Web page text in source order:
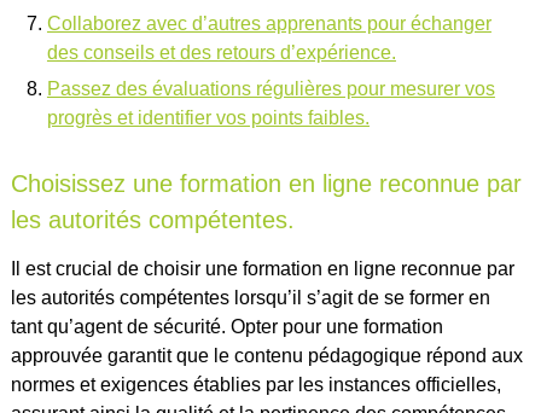
Collaborez avec d’autres apprenants pour échanger
des conseils et des retours d’expérience.
Passez des évaluations régulières pour mesurer vos
progrès et identifier vos points faibles.
Choisissez une formation en ligne reconnue par
les autorités compétentes.
Il est crucial de choisir une formation en ligne reconnue par
les autorités compétentes lorsqu’il s’agit de se former en
tant qu’agent de sécurité. Opter pour une formation
approuvée garantit que le contenu pédagogique répond aux
normes et exigences établies par les instances officielles,